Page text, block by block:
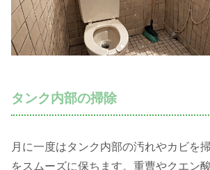
タンク内部の掃除
月に一度はタンク内部の汚れやカビを
をスムーズに保ちます。重曹やクエン